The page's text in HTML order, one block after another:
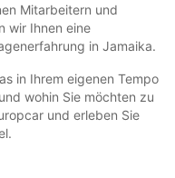
Mitarbeitern und
wir Ihnen eine
in Jamaika.
in Ihrem eigenen Tempo
wohin Sie möchten zu
und erleben Sie